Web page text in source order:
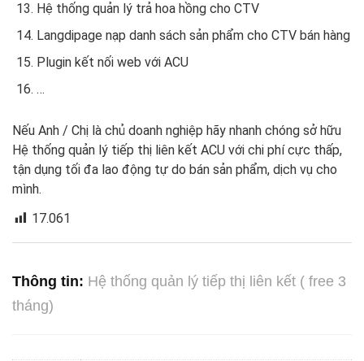
Hệ thống quản lý trả hoa hồng cho CTV
Langdipage nạp danh sách sản phẩm cho CTV bán hàng
Plugin kết nối web với ACU
…
Nếu Anh / Chị là chủ doanh nghiệp hãy nhanh chóng sở hữu
Hệ thống quản lý tiếp thị liên kết ACU với chi phí cực thấp,
tận dụng tối đa lao động tự do bán sản phẩm, dịch vụ cho
mình.
17.061
Thông tin: Hệ thống quản lý tiếp thị liên kết ( free 3
tháng)